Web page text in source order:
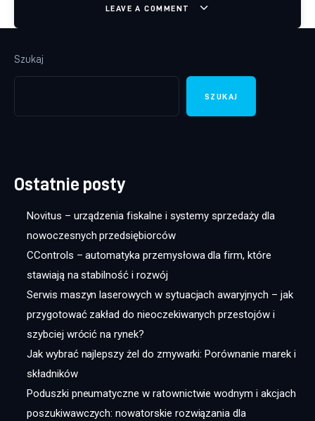
LEAVE A COMMENT
Szukaj
SZUKAJ
Ostatnie posty
Novitus – urządzenia fiskalne i systemy sprzedaży dla
nowoczesnych przedsiębiorców
CControls – automatyka przemysłowa dla firm, które
stawiają na stabilność i rozwój
Serwis maszyn laserowych w sytuacjach awaryjnych – jak
przygotować zakład do nieoczekiwanych przestojów i
szybciej wrócić na rynek?
Jak wybrać najlepszy żel do zmywarki: Porównanie marek i
składników
Poduszki pneumatyczne w ratownictwie wodnym i akcjach
poszukiwawczych: nowatorskie rozwiązania dla